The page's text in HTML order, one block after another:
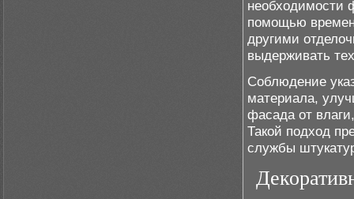
необходимости
помощью
другими
выдерживать
Соблюдение
материала,
фасада от
Такой подход
службы